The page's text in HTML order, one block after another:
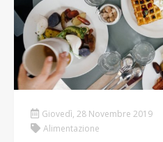
Giovedì, 28 Novembre 2019
Alimentazione